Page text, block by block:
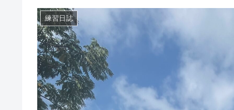
練習日誌